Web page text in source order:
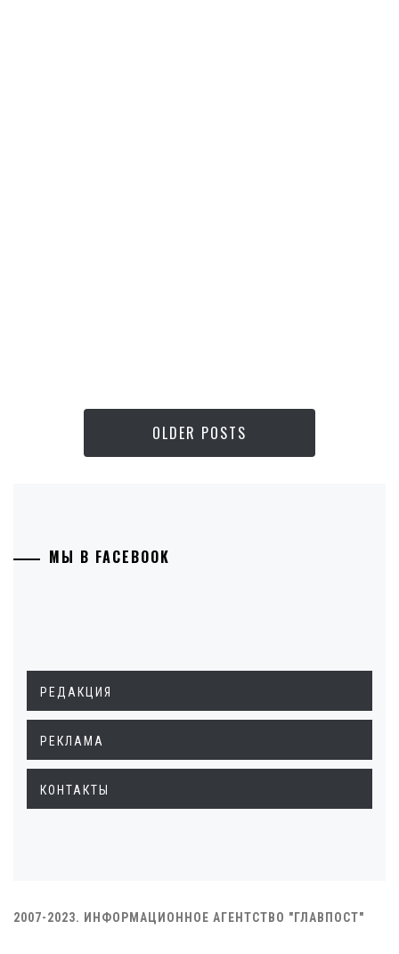
OLDER POSTS
МЫ В FACEBOOK
РЕДАКЦИЯ
РЕКЛАМА
КОНТАКТЫ
2007-2023. ИНФОРМАЦИОННОЕ АГЕНТСТВО "ГЛАВПОСТ"